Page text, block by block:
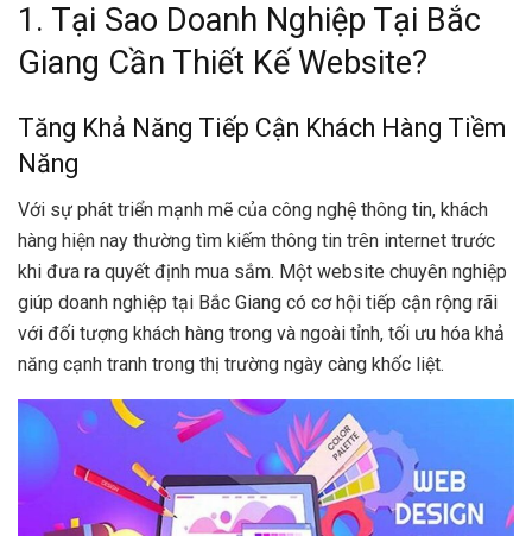
1. Tại Sao Doanh Nghiệp Tại Bắc
Giang Cần Thiết Kế Website?
Tăng Khả Năng Tiếp Cận Khách Hàng Tiềm
Năng
Với sự phát triển mạnh mẽ của công nghệ thông tin, khách
hàng hiện nay thường tìm kiếm thông tin trên internet trước
khi đưa ra quyết định mua sắm. Một website chuyên nghiệp
giúp doanh nghiệp tại Bắc Giang có cơ hội tiếp cận rộng rãi
với đối tượng khách hàng trong và ngoài tỉnh, tối ưu hóa khả
năng cạnh tranh trong thị trường ngày càng khốc liệt.